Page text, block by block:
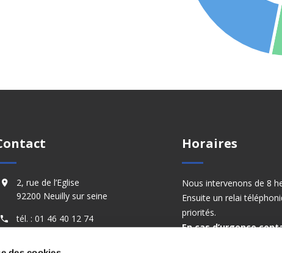
2, rue de l’Eglise
92200 Neuilly sur seine
tél. : 01 46 40 12 74
Horaires
Nous intervenons de 8
Ensuite un relai
priorités.
En cas d’urgence